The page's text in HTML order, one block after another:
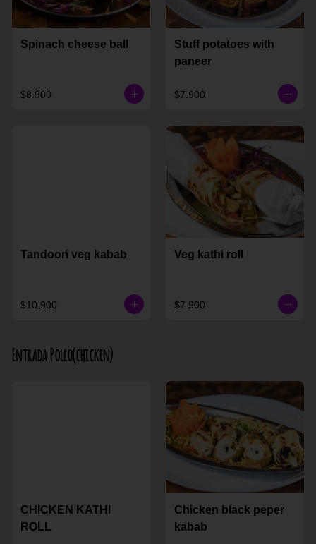
Spinach cheese ball
$8.900
Stuff potatoes with
paneer
$7.900
Tandoori veg kabab
$10.900
Veg kathi roll
$7.900
Entrada Pollo(chicken)
CHICKEN KATHI
ROLL
Chicken black peper
kabab